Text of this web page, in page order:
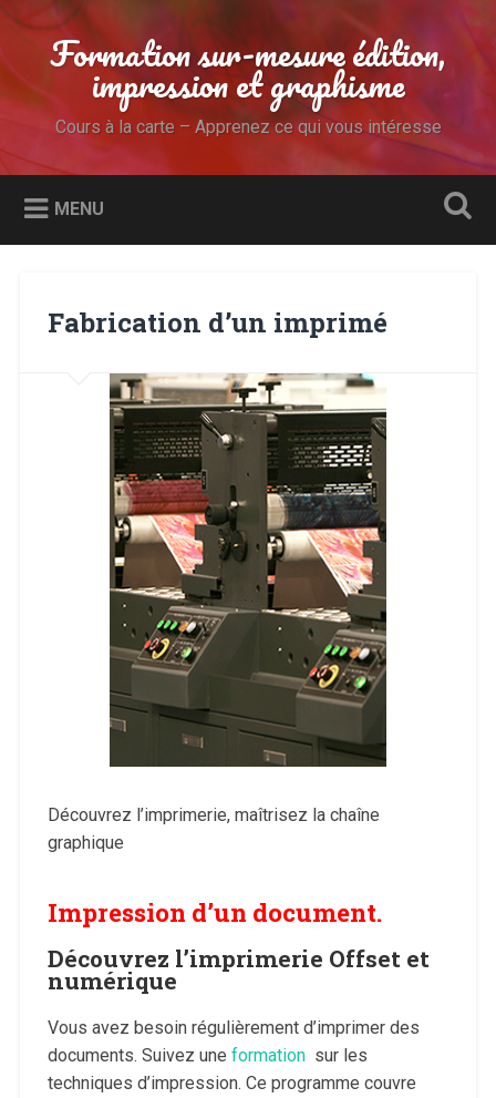
Accéder
au
contenu
principal
RechercheFormation sur-mesure édition,
impression et graphisme
Cours à la carte – Apprenez ce qui vous intéresse
MENU
Fabrication d’un imprimé
Découvrez l’imprimerie, maîtrisez la chaîne
graphique
Impression d’un document.
Découvrez l’imprimerie Offset et
numérique
Vous avez besoin régulièrement d’imprimer des
documents. Suivez une formationsur les
techniques d’impression. Ce programme couvre